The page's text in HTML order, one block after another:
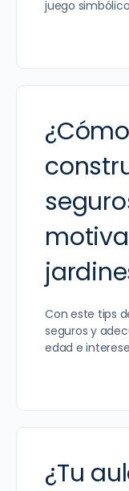
juego
Con este tips
seguros y
edad e
¿Tu